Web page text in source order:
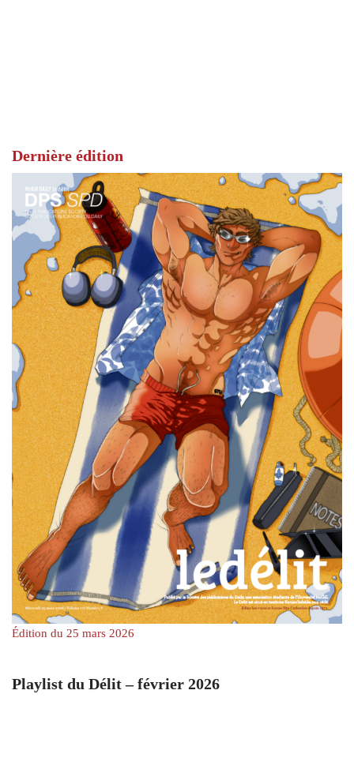
Dernière édition
Édition du 25 mars 2026
Playlist du Délit – février 2026